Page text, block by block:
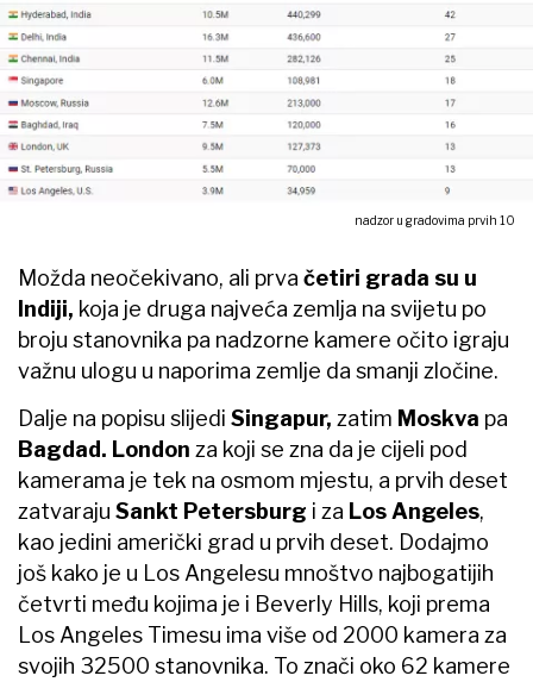
nadzor u gradovima prvih 10
Možda neočekivano, ali prva četiri grada su u
Indiji, koja je druga najveća zemlja na svijetu po
broju stanovnika pa nadzorne kamere očito igraju
važnu ulogu u naporima zemlje da smanji zločine.
Dalje na popisu slijedi Singapur, zatim Moskva pa
Bagdad. London za koji se zna da je cijeli pod
kamerama je tek na osmom mjestu, a prvih deset
zatvaraju Sankt Petersburg i za Los Angeles,
kao jedini američki grad u prvih deset. Dodajmo
još kako je u Los Angelesu mnoštvo najbogatijih
četvrti među kojima je i Beverly Hills, koji prema
Los Angeles Timesu ima više od 2000 kamera za
svojih 32500 stanovnika. To znači oko 62 kamere